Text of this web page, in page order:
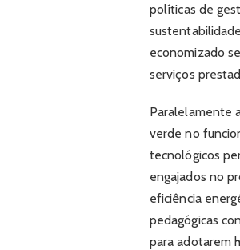
políticas de
economizado
serviços
Paralelamente
verde no
tecnológicos
engajados no
eficiência
pedagógicas
para adotarem